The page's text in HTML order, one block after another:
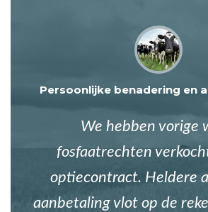
Persoonlijke benadering en
We hebben vorige
fosfaatrechten
optiecontract. Heldere
aanbetaling vlot op de